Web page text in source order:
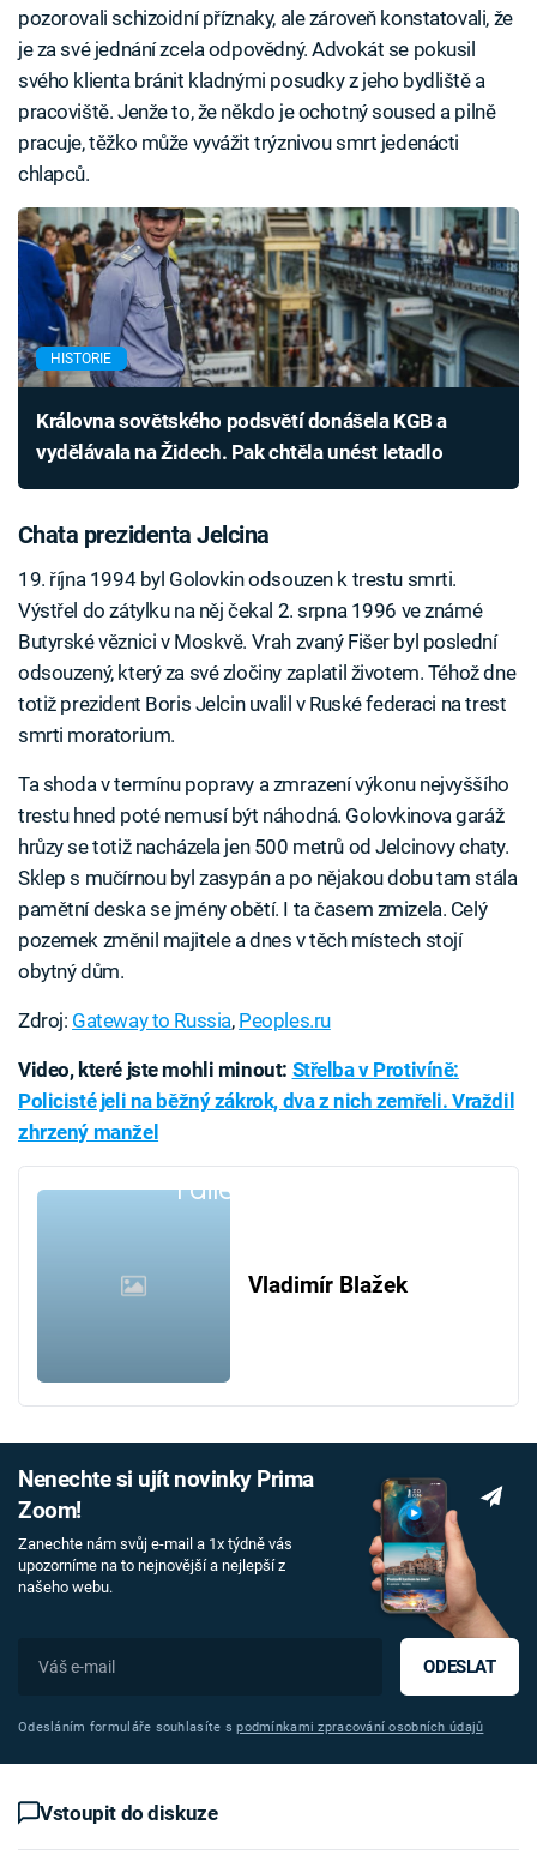
pozorovali schizoidní příznaky, ale zároveň konstatovali, že
je za své jednání zcela odpovědný. Advokát se pokusil
svého klienta bránit kladnými posudky z jeho bydliště a
pracoviště. Jenže to, že někdo je ochotný soused a pilně
pracuje, těžko může vyvážit trýznivou smrt jedenácti
chlapců.
HISTORIE
Královna sovětského podsvětí donášela KGB a
vydělávala na Židech. Pak chtěla unést letadlo
Chata prezidenta Jelcina
19. října 1994 byl Golovkin odsouzen k trestu smrti.
Výstřel do zátylku na něj čekal 2. srpna 1996 ve známé
Butyrské věznici v Moskvě. Vrah zvaný Fišer byl poslední
odsouzený, který za své zločiny zaplatil životem. Téhož dne
totiž prezident Boris Jelcin uvalil v Ruské federaci na trest
smrti moratorium.
Ta shoda v termínu popravy a zmrazení výkonu nejvyššího
trestu hned poté nemusí být náhodná. Golovkinova garáž
hrůzy se totiž nacházela jen 500 metrů od Jelcinovy chaty.
Sklep s mučírnou byl zasypán a po nějakou dobu tam stála
pamětní deska se jmény obětí. I ta časem zmizela. Celý
pozemek změnil majitele a dnes v těch místech stojí
obytný dům.
Zdroj: Gateway to Russia, Peoples.ru
Video, které jste mohli minout: Střelba v Protivíně:
Policisté jeli na běžný zákrok, dva z nich zemřeli. Vraždil
zhrzený manžel
Failed to fetch
Vladimír Blažek
Nenechte si ujít novinky Prima
Zoom!
Zanechte nám svůj e-mail a 1x týdně vás
upozorníme na to nejnovější a nejlepší z
našeho webu.
ODESLAT
Odesláním formuláře souhlasíte spodmínkami zpracování osobních údajů
Vstoupit do diskuze